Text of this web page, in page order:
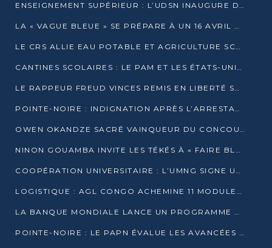
ENSEIGNEMENT SUPÉRIEUR : L’UDSN INAUGURE DES LABORATOIRES POUR BOOSTER LA FORMATION PRATIQUE
LA « VAGUE BLEUE » SE PRÉPARE À UN 16 AVRIL HISTORIQUE
LE CRS ALLIE EAU POTABLE ET AGRICULTURE SCOLAIRE AU CŒUR DE LA TRANSFORMATION DES ÉCOLES RURALES
CANTINES SCOLAIRES : LE PAM ET LES ÉTATS-UNIS AU CONTACT DES ÉCOLIERS DE KINKALA
LE RAPPEUR FREUD VINCES REMIS EN LIBERTÉ SOUS PRESSION MÉDIATIQUE
POINTE-NOIRE : INDIGNATION APRÈS L’ARRESTATION DU RAPPEUR FREUD VINCES
OWEN OKANDZE SACRÉ VAINQUEUR DU CONCOURS SLAM POUR LA VIE
NINON GOUAMBA INVITE LES TÉKÉS À « FAIRE BLOC » POUR PESER DANS LE DÉBAT NATIONAL
COOPÉRATION UNIVERSITAIRE : L’UMNG SIGNE UN ACCORD STRATÉGIQUE AVEC L’UNIVERSITÉ HAINAN EN CHINE
LOGISTIQUE : AGL CONGO ACHEMINE 11 MODULES GÉANTS JUSQU’À BRAZZAVILLE
LA BANQUE MONDIALE LANCE UN PROGRAMME DE 394 MILLIONS DE DOLLARS POUR LE BASSIN DU CONGO
POINTE-NOIRE : LE PAPN ÉVALUE LES AVANCÉES DU MÔLE EST